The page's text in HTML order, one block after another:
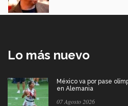
Lo más nuevo
México va por pase
en Alemania
07 Agosto 2026